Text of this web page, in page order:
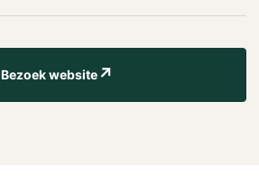
Bezoek website↗